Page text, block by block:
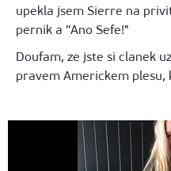
upekla jsem Sierre na
pernik a ''Ano Sefe!"
Doufam, ze jste si clanek
pravem Americkem